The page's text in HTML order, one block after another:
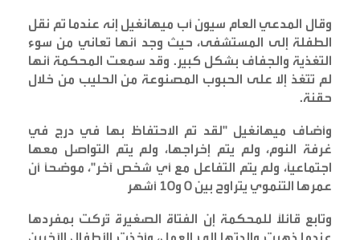
وقال المدعي العام سيون أب ميهانغيل إنه عندما تم نقل
الطفلة إلى المستشفى، حيث وجد أنها تعاني من سوء
التغذية والجفاف بشكل كبير. وقد سمعت المحكمة أنها
لم تتغذ إلا على الحبوب المصنوعة من الحليب من خلال
حقنة.
وأضاف ميهانغيل "لقد تم الاحتفاظ بها في درج في
غرفة النوم، ولم يتم إخراجها، ولم يتم التواصل معها
اجتماعيًا، ولم يتم التفاعل مع أي شخص آخر"، موضحًا أن
عمرها التنموي يتراوح بين 0 و10 أشهر
وتابع قائلاً للمحكمة إن الفتاة الصغيرة تُركت بمفردها